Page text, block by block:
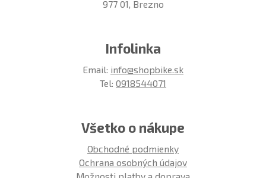
977 01, Brezno
Infolinka
Email: info@shopbike.sk
Tel: 0918544071
Všetko o nákupe
Obchodné podmienky
Ochrana osobných údajov